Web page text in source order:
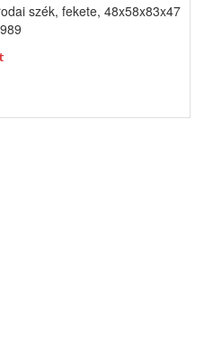
szék, fekete, 48x58x83x47